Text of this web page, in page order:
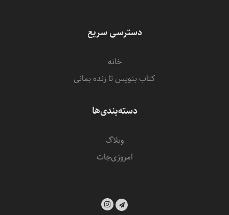
دسترسی سریع
خانه
کتاب بنویس تا زنده بمانی
دسته‌بندی‌ها
وبلاگ
امروزی‌‌جات